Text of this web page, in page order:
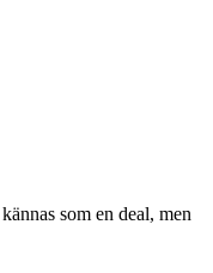
som en deal, men